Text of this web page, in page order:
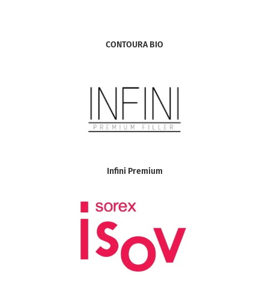
CONTOURA BIO
Infini Premium